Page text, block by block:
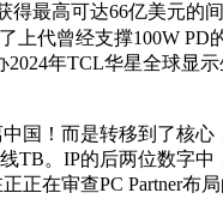
最高可达66亿美元的
上代曾经支撑100W
年TCL华星全球显
中国！而是转移到了核
TB。IP的后两位数字
在审查PC Partner布